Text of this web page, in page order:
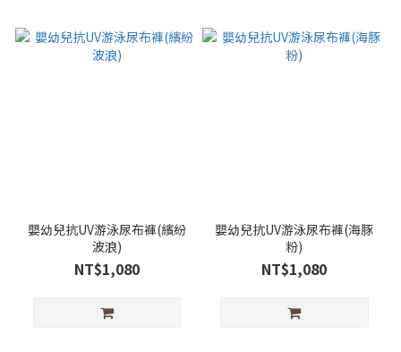
嬰幼兒抗UV游泳尿布褲(繽紛
波浪)
NT$1,080
嬰幼兒抗UV游泳尿布褲(海豚
粉)
NT$1,080